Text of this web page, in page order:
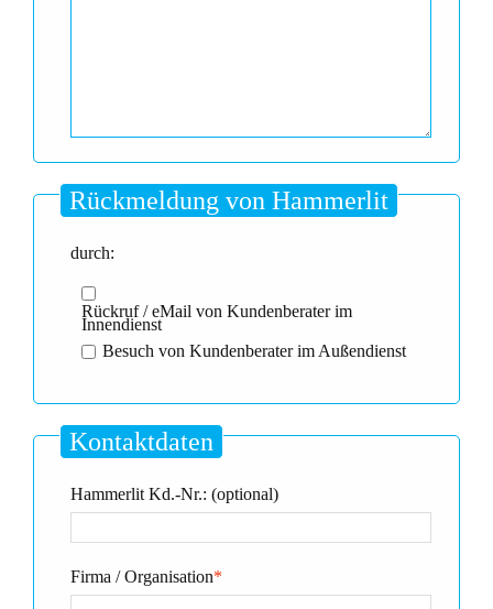
Rückmeldung von Hammerlit
durch:
Rückruf / eMail von Kundenberater im
Innendienst
Besuch von Kundenberater im Außendienst
Kontaktdaten
Hammerlit Kd.-Nr.: (optional)
*
Firma / Organisation